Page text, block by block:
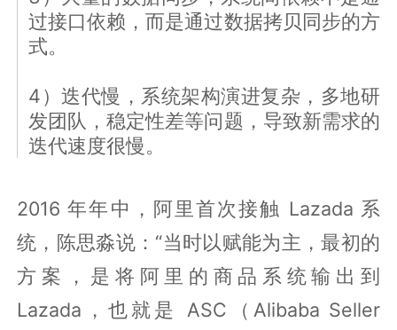
过接口依赖，而是通过数据拷贝同步的方
式。
4）迭代慢，系统架构演进复杂，多地研
发团队，稳定性差等问题，导致新需求的
迭代速度很慢。
2016 年年中，阿里首次接触 Lazada 系
统，陈思淼说：“当时以赋能为主，最初的
方案，是将阿里的商品系统输出到
Lazada，也就是 ASC（Alibaba Seller